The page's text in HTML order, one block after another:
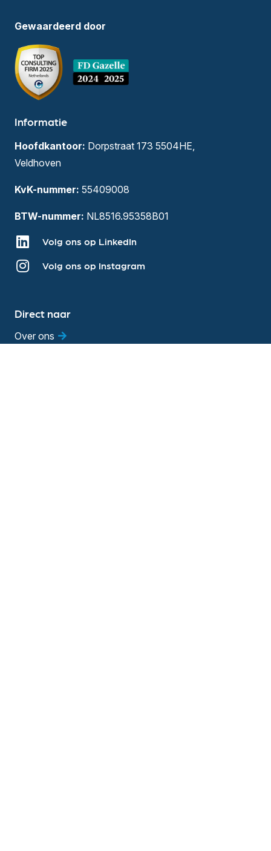
Gewaardeerd door
Informatie
Hoofdkantoor: Dorpstraat 173 5504HE,
Veldhoven
KvK-nummer: 55409008
BTW-nummer: NL8516.95358B01
Volg ons op LinkedIn
Volg ons op Instagram
Direct naar
Over ons